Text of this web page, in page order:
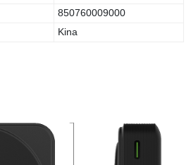
850760009000
Kina